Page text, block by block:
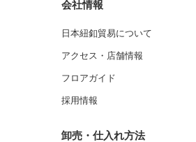
会社情報
日本紐釦貿易について
アクセス・店舗情報
フロアガイド
採用情報
卸売・仕入れ方法